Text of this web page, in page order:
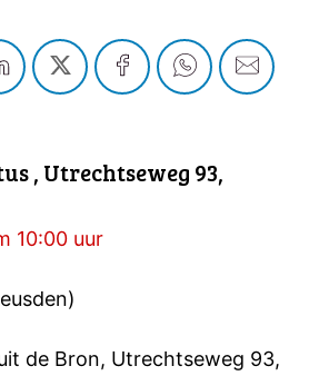
, Utrechtseweg 93,
10:00 uur
de Bron, Utrechtseweg 93,